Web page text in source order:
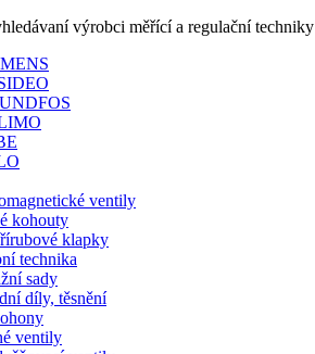
výrobci měřící a regulační techniky
ventily
kohouty
klapky
technika
sady
díly, těsnění
ventily